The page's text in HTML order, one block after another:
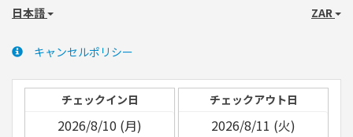
日本語 ZAR
キャンセルポリシー
チェックイン日 チェックアウト日